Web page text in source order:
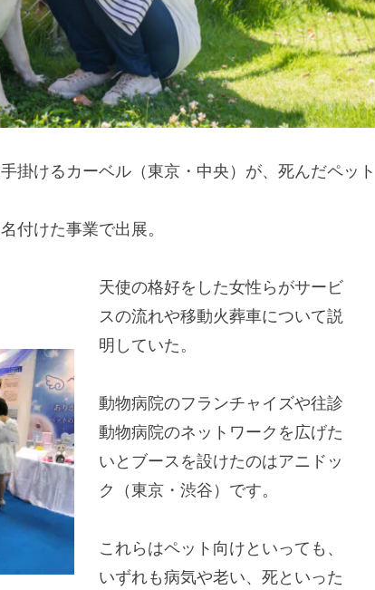
掛けるカーベル（東京・中央）が、死んだペット
付けた事業で出展。
天使の格好をした女性らがサービ
スの流れや移動火葬車について説
明していた。
動物病院のフランチャイズや往診
動物病院のネットワークを広げた
いとブースを設けたのはアニドッ
ク（東京・渋谷）です。
これらはペット向けといっても、
いずれも病気や老い、死といった